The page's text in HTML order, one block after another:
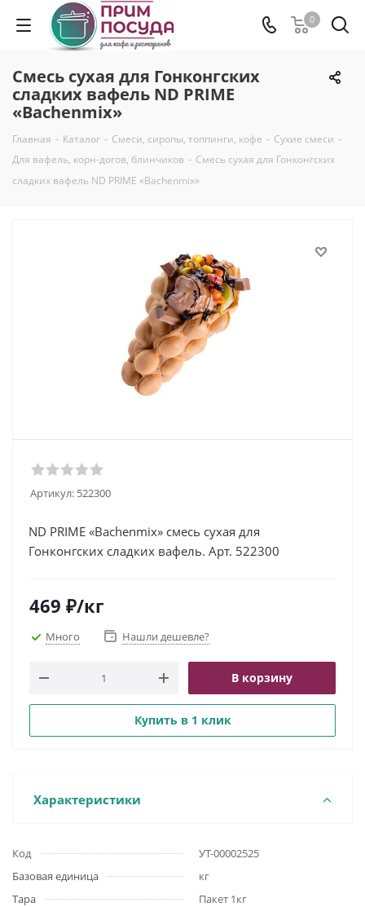
0
Смесь сухая для Гонконгских
сладких вафель ND PRIME
«Bachenmix»
Главная - Каталог - Смеси, сиропы, топпинги, кофе - Сухие смеси -
Для вафель, корн-догов, блинчиков - Смесь сухая для Гонконгских
сладких вафель ND PRIME «Bachenmix»
Артикул: 522300
ND PRIME «Bachenmix» смесь сухая для
Гонконгских сладких вафель. Арт. 522300
469 ₽/кг
Много Нашли дешевле?
В корзину
Купить в 1 клик
Характеристики
Код
УТ-00002525
Базовая единица
кг
Тара
Пакет 1кг